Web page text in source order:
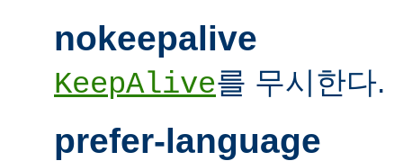
nokeepalive
KeepAlive를 무시한다.
prefer-language